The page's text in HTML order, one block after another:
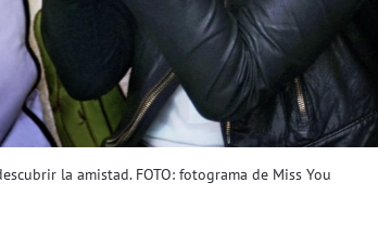
la amistad. FOTO: fotograma de Miss You